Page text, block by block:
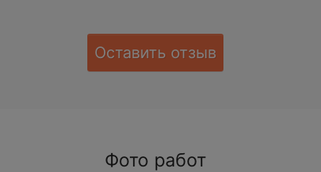
Оставить отзыв
Фото работ